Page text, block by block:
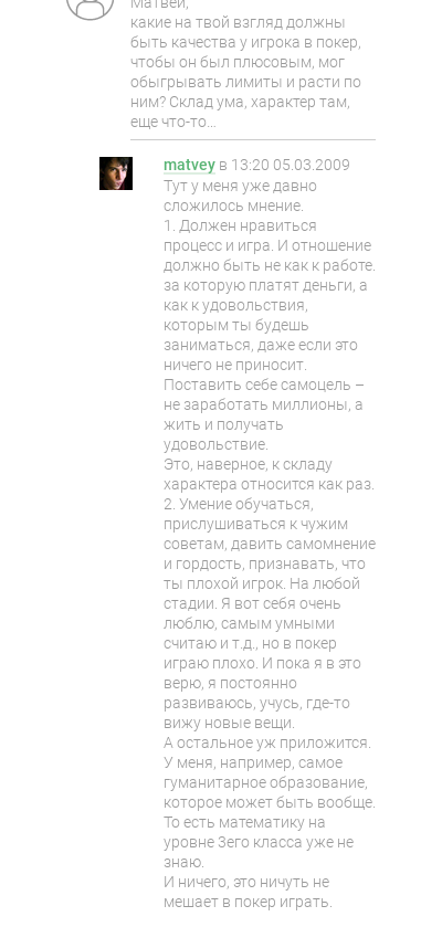
какие на твой взгляд должны
быть качества у игрока в покер,
чтобы он был плюсовым, мог
обыгрывать лимиты и расти по
ним? Склад ума, характер там,
еще что-то…
matvey в 13:20 05.03.2009
Тут у меня уже давно
сложилось мнение.
1. Должен нравиться
процесс и игра. И отношение
должно быть не как к работе.
за которую платят деньги, а
как к удовольствия,
которым ты будешь
заниматься, даже если это
ничего не приносит.
Поставить себе самоцель –
не заработать миллионы, а
жить и получать
удовольствие.
Это, наверное, к складу
характера относится как раз.
2. Умение обучаться,
прислушиваться к чужим
советам, давить самомнение
и гордость, признавать, что
ты плохой игрок. На любой
стадии. Я вот себя очень
люблю, самым умными
считаю и т.д., но в покер
играю плохо. И пока я в это
верю, я постоянно
развиваюсь, учусь, где-то
вижу новые вещи.
А остальное уж приложится.
У меня, например, самое
гуманитарное образование,
которое может быть вообще.
То есть математику на
уровне 3его класса уже не
знаю.
И ничего, это ничуть не
мешает в покер играть.